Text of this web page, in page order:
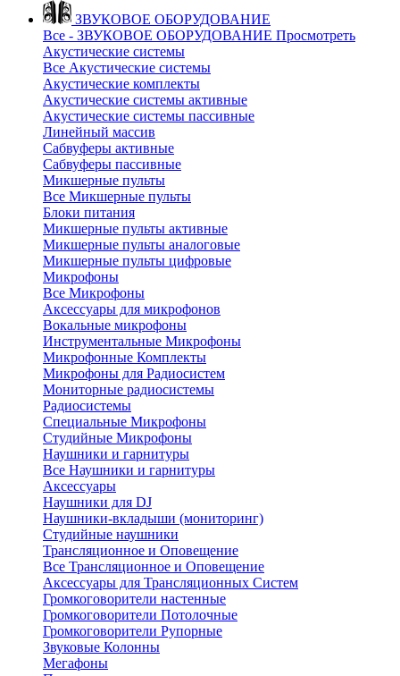
ЗВУКОВОЕ ОБОРУДОВАНИЕ
Все - ЗВУКОВОЕ ОБОРУДОВАНИЕ Просмотреть
Акустические системы
Все Акустические системы
Акустические комплекты
Акустические системы активные
Акустические системы пассивные
Линейный массив
Сабвуферы активные
Сабвуферы пассивные
Микшерные пульты
Все Микшерные пульты
Блоки питания
Микшерные пульты активные
Микшерные пульты аналоговые
Микшерные пульты цифровые
Микрофоны
Все Микрофоны
Аксессуары для микрофонов
Вокальные микрофоны
Инструментальные Микрофоны
Микрофонные Комплекты
Микрофоны для Радиосистем
Мониторные радиосистемы
Радиосистемы
Специальные Микрофоны
Студийные Микрофоны
Наушники и гарнитуры
Все Наушники и гарнитуры
Аксессуары
Наушники для DJ
Наушники-вкладыши (мониторинг)
Студийные наушники
Трансляционное и Оповещение
Все Трансляционное и Оповещение
Аксессуары для Трансляционных Систем
Громкоговорители настенные
Громкоговорители Потолочные
Громкоговорители Рупорные
Звуковые Колонны
Мегафоны